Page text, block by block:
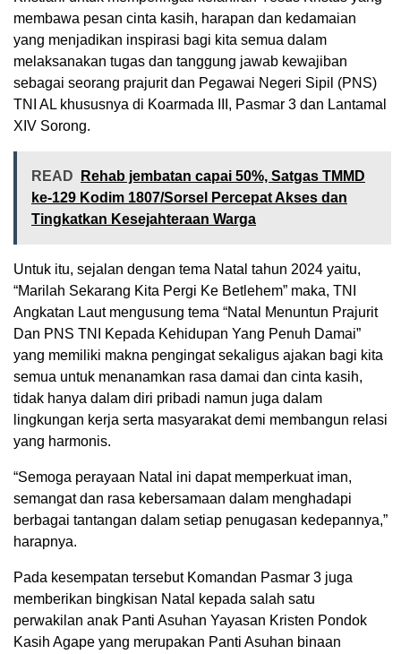
membawa pesan cinta kasih, harapan dan kedamaian
yang menjadikan inspirasi bagi kita semua dalam
melaksanakan tugas dan tanggung jawab kewajiban
sebagai seorang prajurit dan Pegawai Negeri Sipil (PNS)
TNI AL khususnya di Koarmada III, Pasmar 3 dan Lantamal
XIV Sorong.
READ
Rehab jembatan capai 50%, Satgas TMMD
ke-129 Kodim 1807/Sorsel Percepat Akses dan
Tingkatkan Kesejahteraan Warga
Untuk itu, sejalan dengan tema Natal tahun 2024 yaitu,
“Marilah Sekarang Kita Pergi Ke Betlehem” maka, TNI
Angkatan Laut mengusung tema “Natal Menuntun Prajurit
Dan PNS TNI Kepada Kehidupan Yang Penuh Damai”
yang memiliki makna pengingat sekaligus ajakan bagi kita
semua untuk menanamkan rasa damai dan cinta kasih,
tidak hanya dalam diri pribadi namun juga dalam
lingkungan kerja serta masyarakat demi membangun relasi
yang harmonis.
“Semoga perayaan Natal ini dapat memperkuat iman,
semangat dan rasa kebersamaan dalam menghadapi
berbagai tantangan dalam setiap penugasan kedepannya,”
harapnya.
Pada kesempatan tersebut Komandan Pasmar 3 juga
memberikan bingkisan Natal kepada salah satu
perwakilan anak Panti Asuhan Yayasan Kristen Pondok
Kasih Agape yang merupakan Panti Asuhan binaan